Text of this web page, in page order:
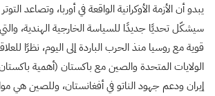
يبدو أن الأزمة الأوكرانية الواقعة في أوربا، وتصاعد
سيشكّل تحديًا جديدًا للسياسة الخارجية الهندية،
قوية مع روسيا منذ الحرب الباردة إلى اليوم، نظرًا
الولايات المتحدة والصين مع باكستان (أهمية
إيران ودعم جهود الناتو في أفغانستان، وللصين هي